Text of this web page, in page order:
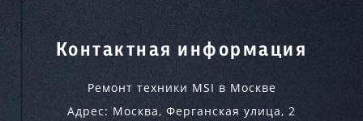
Контактная информация
Ремонт техники MSI в Москве
Адрес: Москва, Ферганская улица, 2